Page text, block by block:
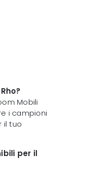
Mobili
i campioni
il tuo
per il